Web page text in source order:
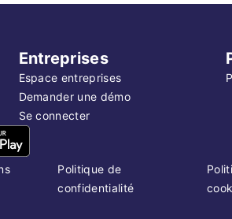
Entreprises
Espace entreprises
Demander une démo
Se connecter
Politique de
confidentialité